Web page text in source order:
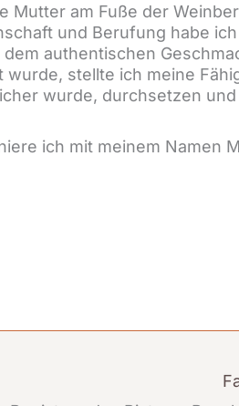
Mutter am Fuße der
und Berufung habe
authentischen
wurde, stellte ich meine
wurde, durchsetzen
ich mit meinem Namen